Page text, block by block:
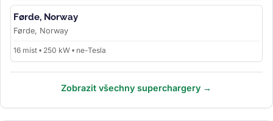
Førde, Norway
Førde, Norway
16 míst • 250 kW • ne-Tesla
Zobrazit všechny superchargery →